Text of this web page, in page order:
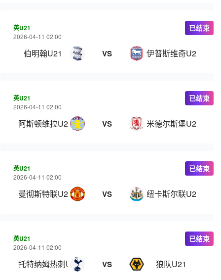
英U21
2026-04-11 02:00
伯明翰U21 VS 伊普斯维奇U21
已结束
英U21
2026-04-11 02:00
阿斯顿维拉U21 VS 米德尔斯堡U21
已结束
英U21
2026-04-11 02:00
曼彻斯特联U21 VS 纽卡斯尔联U21
已结束
英U21
2026-04-11 02:00
托特纳姆热刺U21 VS 狼队U21
已结束